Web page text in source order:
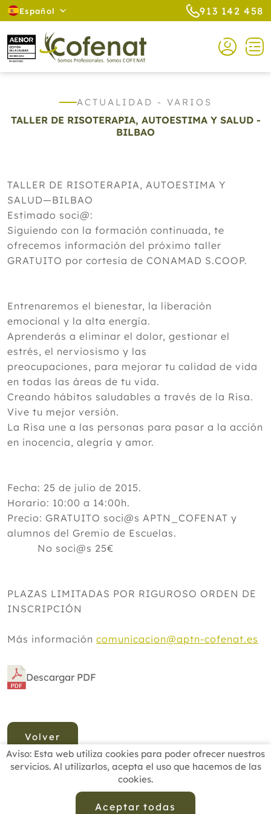
Español 913 142 458
ACTUALIDAD - VARIOS
TALLER DE RISOTERAPIA, AUTOESTIMA Y SALUD -
BILBAO
TALLER DE RISOTERAPIA, AUTOESTIMA Y
SALUD—BILBAO
Estimado soci@:
Siguiendo con la formación continuada, te
ofrecemos información del próximo taller
GRATUITO por cortesía de CONAMAD S.COOP.
Entrenaremos el bienestar, la liberación
emocional y la alta energía.
Aprenderás a eliminar el dolor, gestionar el
estrés, el nerviosismo y las
preocupaciones, para mejorar tu calidad de vida
en todas las áreas de tu vida.
Creando hábitos saludables a través de la Risa.
Vive tu mejor versión.
La Risa une a las personas para pasar a la acción
en inocencia, alegría y amor.
Fecha: 25 de julio de 2015.
Horario: 10:00 a 14:00h.
Precio: GRATUITO soci@s APTN_COFENAT y
alumnos del Gremio de Escuelas.
No soci@s 25€
PLAZAS LIMITADAS POR RIGUROSO ORDEN DE
INSCRIPCIÓN
Más información comunicacion@aptn-cofenat.es
Descargar PDF
Volver
Aviso: Esta web utiliza cookies para poder ofrecer nuestros
servicios. Al utilizarlos, acepta el uso que hacemos de las
cookies.
Aceptar todas
BUSCADOR PROFESIONALES
ESCUELAS RECOMENDADAS